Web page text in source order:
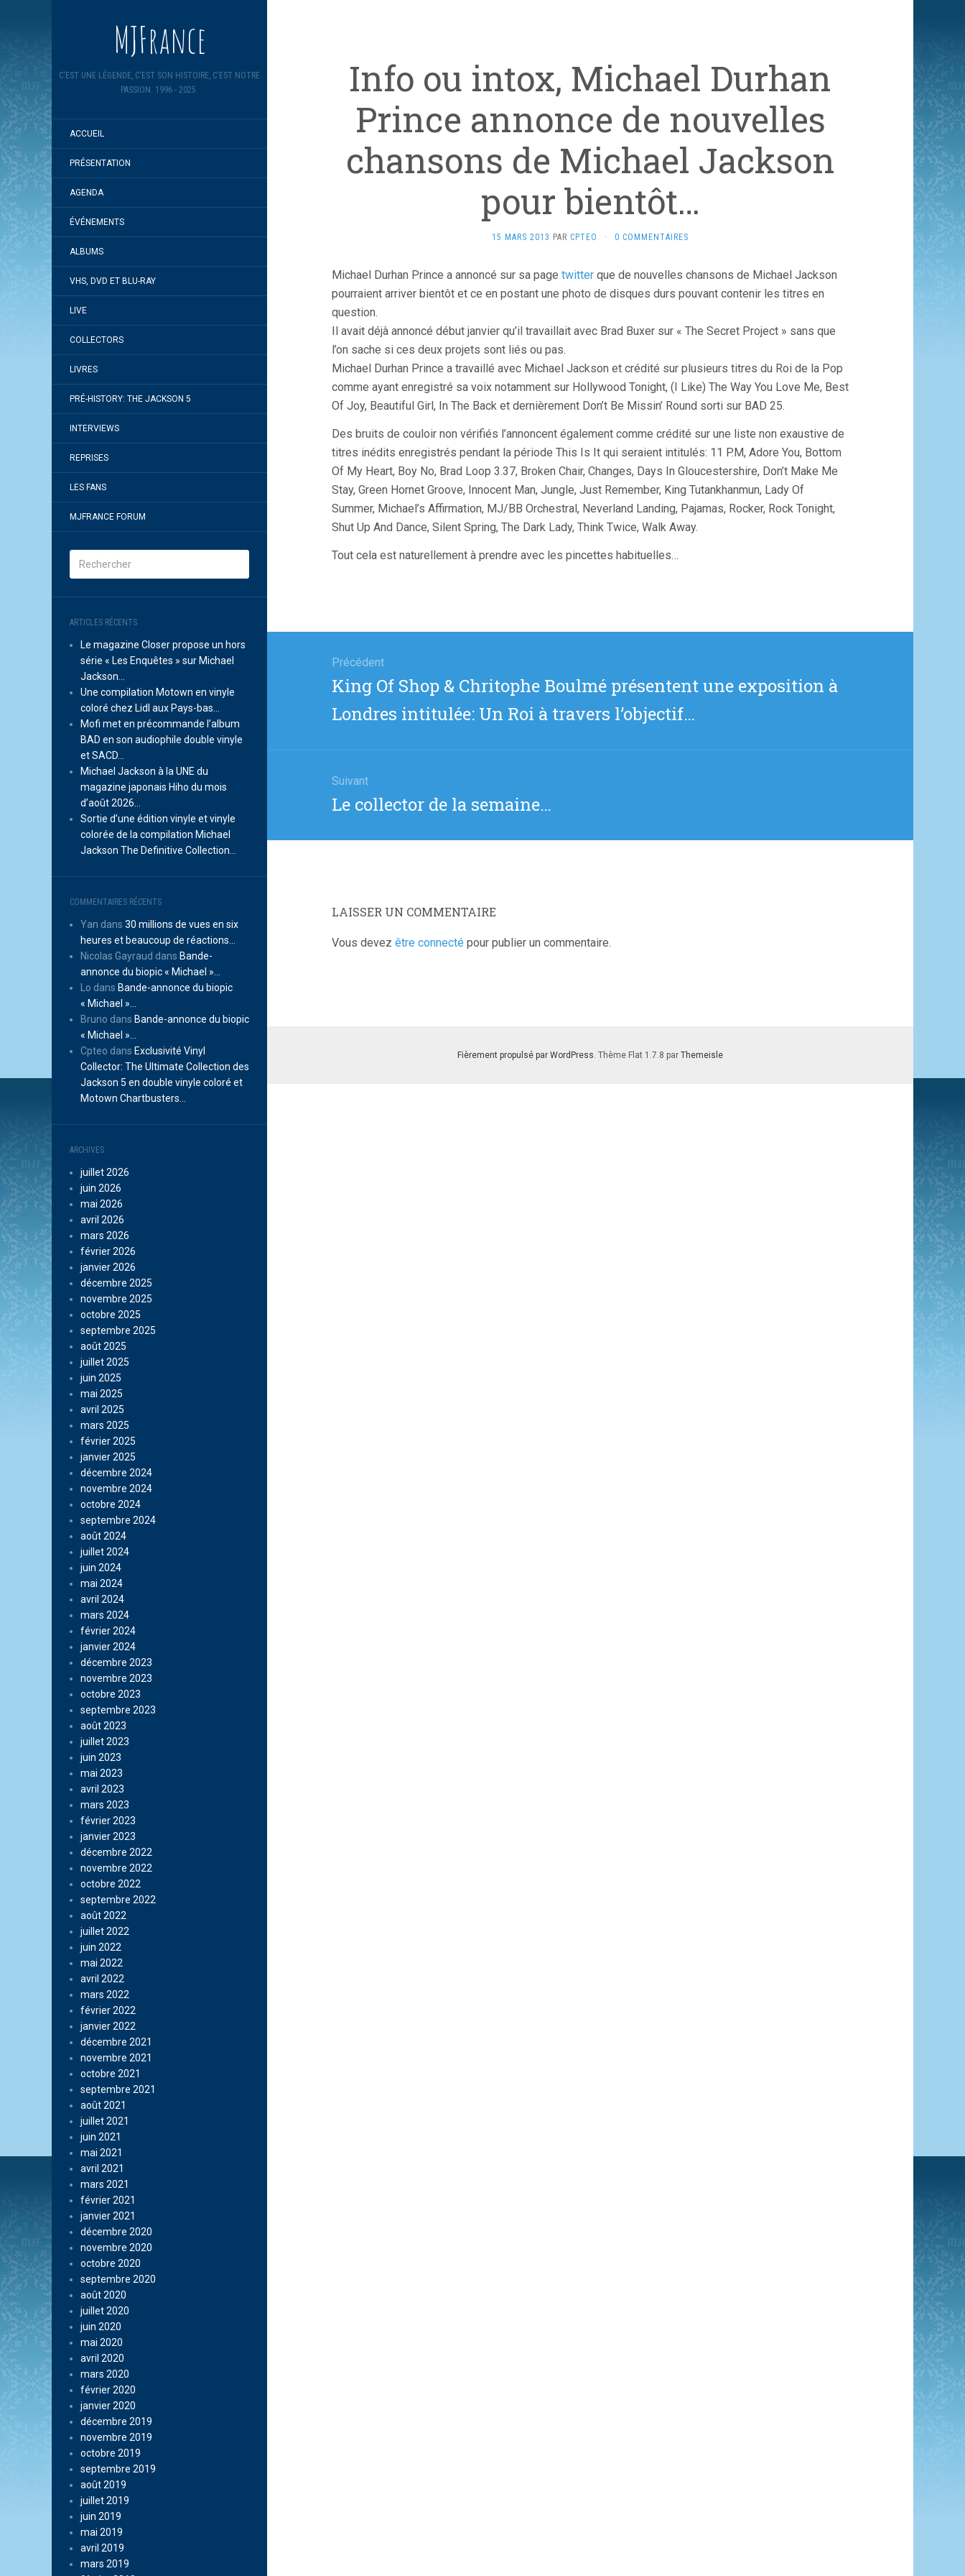
MJFrance
C'EST UNE LÉGENDE, C'EST SON HISTOIRE, C'EST NOTRE
PASSION. 1996 - 2025.
ACCUEIL
PRÉSENTATION
AGENDA
ÉVÉNEMENTS
ALBUMS
VHS, DVD ET BLU-RAY
LIVE
COLLECTORS
LIVRES
PRÉ-HISTORY: THE JACKSON 5
INTERVIEWS
REPRISES
LES FANS
MJFRANCE FORUM
ARTICLES RÉCENTS
Le magazine Closer propose un hors
série « Les Enquêtes » sur Michael
Jackson…
Une compilation Motown en vinyle
coloré chez Lidl aux Pays-bas…
Mofi met en précommande l’album
BAD en son audiophile double vinyle
et SACD…
Michael Jackson à la UNE du
magazine japonais Hiho du mois
d’août 2026…
Sortie d’une édition vinyle et vinyle
colorée de la compilation Michael
Jackson The Definitive Collection…
COMMENTAIRES RÉCENTS
Yan dans 30 millions de vues en six
heures et beaucoup de réactions…
Nicolas Gayraud dans Bande-
annonce du biopic « Michael »…
Lo dans Bande-annonce du biopic
« Michael »…
Bruno dans Bande-annonce du biopic
« Michael »…
Cpteo dans Exclusivité Vinyl
Collector: The Ultimate Collection des
Jackson 5 en double vinyle coloré et
Motown Chartbusters…
ARCHIVES
juillet 2026
juin 2026
mai 2026
avril 2026
mars 2026
février 2026
janvier 2026
décembre 2025
novembre 2025
octobre 2025
septembre 2025
août 2025
juillet 2025
juin 2025
mai 2025
avril 2025
mars 2025
février 2025
janvier 2025
décembre 2024
novembre 2024
octobre 2024
septembre 2024
août 2024
juillet 2024
juin 2024
mai 2024
avril 2024
mars 2024
février 2024
janvier 2024
décembre 2023
novembre 2023
octobre 2023
septembre 2023
août 2023
juillet 2023
juin 2023
mai 2023
avril 2023
mars 2023
février 2023
janvier 2023
décembre 2022
novembre 2022
octobre 2022
septembre 2022
août 2022
juillet 2022
juin 2022
mai 2022
avril 2022
mars 2022
février 2022
janvier 2022
décembre 2021
novembre 2021
octobre 2021
septembre 2021
août 2021
juillet 2021
juin 2021
mai 2021
avril 2021
mars 2021
février 2021
janvier 2021
décembre 2020
novembre 2020
octobre 2020
septembre 2020
août 2020
juillet 2020
juin 2020
mai 2020
avril 2020
mars 2020
février 2020
janvier 2020
décembre 2019
novembre 2019
octobre 2019
septembre 2019
août 2019
juillet 2019
juin 2019
mai 2019
avril 2019
mars 2019
Info ou intox, Michael Durhan
Prince annonce de nouvelles
chansons de Michael Jackson
pour bientôt…
15 MARS 2013 PAR CPTEO · 0 COMMENTAIRES
Michael Durhan Prince a annoncé sur sa page twitter que de nouvelles chansons de Michael Jackson
pourraient arriver bientôt et ce en postant une photo de disques durs pouvant contenir les titres en
question.
Il avait déjà annoncé début janvier qu’il travaillait avec Brad Buxer sur « The Secret Project » sans que
l’on sache si ces deux projets sont liés ou pas.
Michael Durhan Prince a travaillé avec Michael Jackson et crédité sur plusieurs titres du Roi de la Pop
comme ayant enregistré sa voix notamment sur Hollywood Tonight, (I Like) The Way You Love Me, Best
Of Joy, Beautiful Girl, In The Back et dernièrement Don’t Be Missin’ Round sorti sur BAD 25.
Des bruits de couloir non vérifiés l’annoncent également comme crédité sur une liste non exaustive de
titres inédits enregistrés pendant la période This Is It qui seraient intitulés: 11 P.M, Adore You, Bottom
Of My Heart, Boy No, Brad Loop 3.37, Broken Chair, Changes, Days In Gloucestershire, Don’t Make Me
Stay, Green Hornet Groove, Innocent Man, Jungle, Just Remember, King Tutankhanmun, Lady Of
Summer, Michael’s Affirmation, MJ/BB Orchestral, Neverland Landing, Pajamas, Rocker, Rock Tonight,
Shut Up And Dance, Silent Spring, The Dark Lady, Think Twice, Walk Away.
Tout cela est naturellement à prendre avec les pincettes habituelles…
l’article
Précédent
Article
précédent
:
King Of Shop & Chritophe Boulmé présentent une exposition à
Londres intitulée: Un Roi à travers l’objectif…
Suivant
Article
Le collector de la semaine…
LAISSER UN COMMENTAIRE
Vous devez être connecté pour publier un commentaire.
Fièrement propulsé par WordPress. Thème Flat 1.7.8 par Themeisle